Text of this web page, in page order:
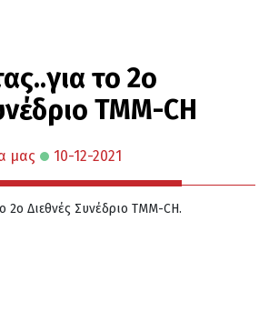
το 2ο
TMM-CH
μας 10-12-2021
2ο Διεθνές Συνέδριο TMM-CH.